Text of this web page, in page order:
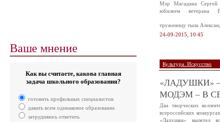
Ваше мнение
Как вы считаете, какова главная
задача школьного образования?
готовить профильных специалистов
давать всем одинаковое образование
затрудняюсь ответить
Мэр Магадана Сергей
юбилеем ветерана
труженицу тыла
24-09-2015, 10:45
Культура. Искусство
«ЛАДУШКИ»
МОДЭМ – В
Два творческих
всероссийских
«Ладушки» вылетел